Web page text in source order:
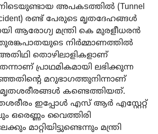
അപകടത്തിൽ (Tunnel
രണ്ട് പേരുടെ മൃതദേഹങ്ങൾ
ആരോഗ്യ മന്ത്രി കെ മുരളീധരൻ
തുരങ്കപാതയുടെ നിർമ്മാണത്തിൽ
അതിഥി തൊഴിലാളികളാണ്
പ്രാഥമികമായി ലഭിക്കുന്ന
മറുഭാഗത്തുനിന്നാണ്
മൃതശരീരങ്ങൾ കണ്ടെത്തിയത്.
ഇപ്പോൾ എസ് ആർ എസ്റ്റേറ്റ്
ഒരെണ്ണം വൈത്തിരി
മാറ്റിയിട്ടുണ്ടെന്നും മന്ത്രി